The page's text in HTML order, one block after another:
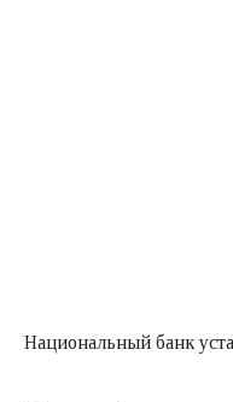
Национальный банк